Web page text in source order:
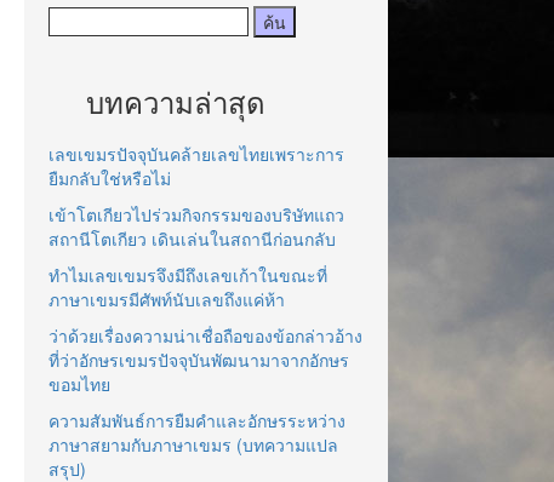
บทความล่าสุด
เลขเขมรปัจจุบันคล้ายเลขไทยเพราะการ
ยืมกลับใช่หรือไม่
เข้าโตเกียวไปร่วมกิจกรรมของบริษัทแถว
สถานีโตเกียว เดินเล่นในสถานีก่อนกลับ
ทำไมเลขเขมรจึงมีถึงเลขเก้าในขณะที่
ภาษาเขมรมีศัพท์นับเลขถึงแค่ห้า
ว่าด้วยเรื่องความน่าเชื่อถือของข้อกล่าวอ้าง
ที่ว่าอักษรเขมรปัจจุบันพัฒนามาจากอักษร
ขอมไทย
ความสัมพันธ์การยืมคำและอักษรระหว่าง
ภาษาสยามกับภาษาเขมร (บทความแปล
สรุป)